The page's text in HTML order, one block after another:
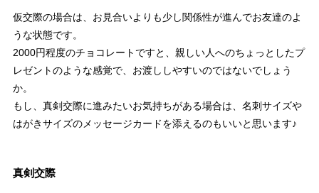
仮交際の場合は、お見合いよりも少し関係性が進んでお友達のよ
うな状態です。
2000円程度のチョコレートですと、親しい人へのちょっとしたプ
レゼントのような感覚で、お渡ししやすいのではないでしょう
か。
もし、真剣交際に進みたいお気持ちがある場合は、名刺サイズや
はがきサイズのメッセージカードを添えるのもいいと思います♪
真剣交際